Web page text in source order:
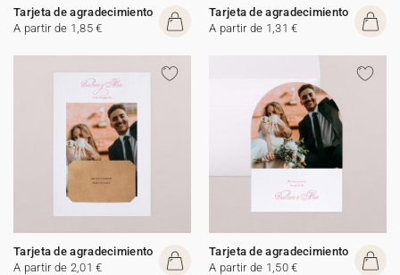
Tarjeta de agradecimiento
A partir de 1,85 €
Tarjeta de agradecimiento
A partir de 1,31 €
Tarjeta de agradecimiento
A partir de 2,01 €
Tarjeta de agradecimiento
A partir de 1,50 €